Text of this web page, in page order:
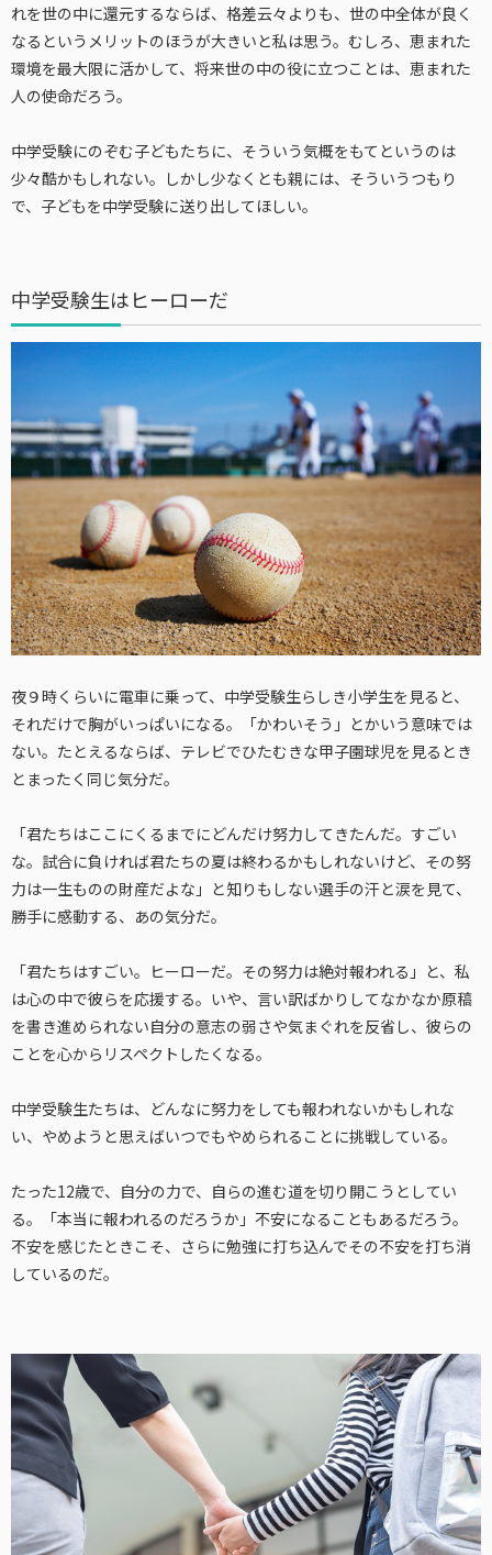
れを世の中に還元するならば、格差云々よりも、世の中全体が良く
なるというメリットのほうが大きいと私は思う。むしろ、恵まれた
環境を最大限に活かして、将来世の中の役に立つことは、恵まれた
人の使命だろう。
中学受験にのぞむ子どもたちに、そういう気概をもてというのは
少々酷かもしれない。しかし少なくとも親には、そういうつもり
で、子どもを中学受験に送り出してほしい。
中学受験生はヒーローだ
夜９時くらいに電車に乗って、中学受験生らしき小学生を見ると、
それだけで胸がいっぱいになる。「かわいそう」とかいう意味では
ない。たとえるならば、テレビでひたむきな甲子園球児を見るとき
とまったく同じ気分だ。
「君たちはここにくるまでにどんだけ努力してきたんだ。すごい
な。試合に負ければ君たちの夏は終わるかもしれないけど、その努
力は一生ものの財産だよな」と知りもしない選手の汗と涙を見て、
勝手に感動する、あの気分だ。
「君たちはすごい。ヒーローだ。その努力は絶対報われる」と、私
は心の中で彼らを応援する。いや、言い訳ばかりしてなかなか原稿
を書き進められない自分の意志の弱さや気まぐれを反省し、彼らの
ことを心からリスペクトしたくなる。
中学受験生たちは、どんなに努力をしても報われないかもしれな
い、やめようと思えばいつでもやめられることに挑戦している。
たった12歳で、自分の力で、自らの進む道を切り開こうとしてい
る。「本当に報われるのだろうか」不安になることもあるだろう。
不安を感じたときこそ、さらに勉強に打ち込んでその不安を打ち消
しているのだ。